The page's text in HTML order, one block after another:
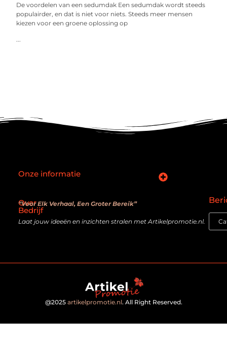
De voordelen van een sedumdak Een sedumdak wordt steeds
populairder, en dat is niet voor niets. Steeds meer mensen
kiezen voor een groene oplossing op
...
Over
Bedrijf
“Voor Elk Verhaal, Een Groter Bereik”
Laat jouw ideeën en inzichten stralen met Artikelpromotie.nl.
Onze informatie
@2025 artikelpromotie.nl. All Right Reserved.